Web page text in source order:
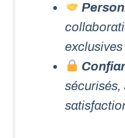
sécurisés,